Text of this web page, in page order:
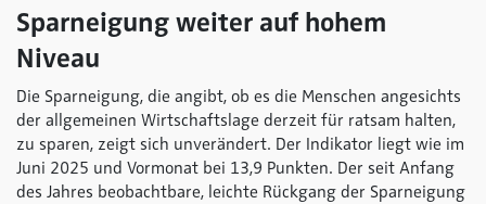
Sparneigung weiter auf hohem
Niveau
Die Sparneigung, die angibt, ob es die Menschen angesichts
der allgemeinen Wirtschaftslage derzeit für ratsam halten,
zu sparen, zeigt sich unverändert. Der Indikator liegt wie im
Juni 2025 und Vormonat bei 13,9 Punkten. Der seit Anfang
des Jahres beobachtbare, leichte Rückgang der Sparneigung